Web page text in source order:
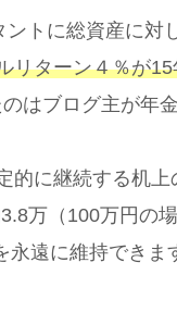
トに総資産に対
リターン４％が
はブログ主が年
的に継続する机
万（100万円の
遠に維持できま